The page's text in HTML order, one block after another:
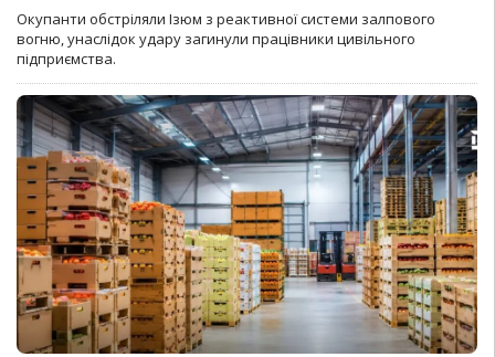
Окупанти обстріляли Ізюм з реактивної системи залпового
вогню, унаслідок удару загинули працівники цивільного
підприємства.